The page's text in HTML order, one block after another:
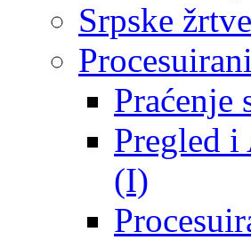
Srpske
Praćenje
Pregled
(I)